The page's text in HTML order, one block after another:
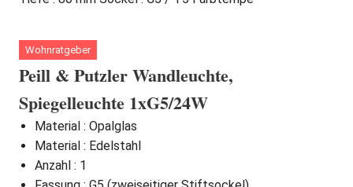
Wohnratgeber
Peill & Putzler Wandleuchte,
Spiegelleuchte 1xG5/24W
Material : Opalglas
Material : Edelstahl
Anzahl : 1